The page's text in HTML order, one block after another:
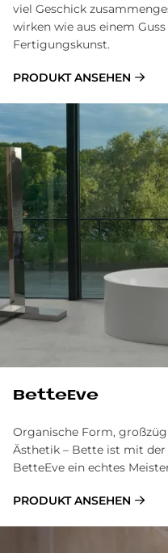
viel Geschick
wirken wie aus einem
Fertigungskunst.
PRODUKT ANSEHEN
BetteEve
Organische Form,
Ästhetik – Bette ist mit
BetteEve ein echtes
PRODUKT ANSEHEN